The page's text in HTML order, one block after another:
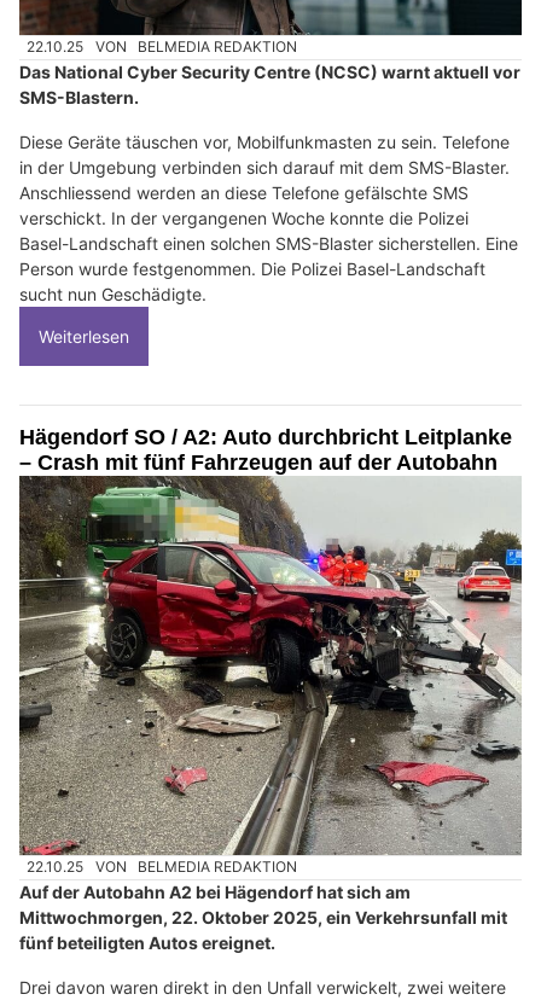
22.10.25 VON BELMEDIA REDAKTION
Das National Cyber Security Centre (NCSC) warnt aktuell vor
SMS-Blastern.
Diese Geräte täuschen vor, Mobilfunkmasten zu sein. Telefone
in der Umgebung verbinden sich darauf mit dem SMS-Blaster.
Anschliessend werden an diese Telefone gefälschte SMS
verschickt. In der vergangenen Woche konnte die Polizei
Basel-Landschaft einen solchen SMS-Blaster sicherstellen. Eine
Person wurde festgenommen. Die Polizei Basel-Landschaft
sucht nun Geschädigte.
Weiterlesen
Hägendorf SO / A2: Auto durchbricht Leitplanke
– Crash mit fünf Fahrzeugen auf der Autobahn
22.10.25 VON BELMEDIA REDAKTION
Auf der Autobahn A2 bei Hägendorf hat sich am
Mittwochmorgen, 22. Oktober 2025, ein Verkehrsunfall mit
fünf beteiligten Autos ereignet.
Drei davon waren direkt in den Unfall verwickelt, zwei weitere